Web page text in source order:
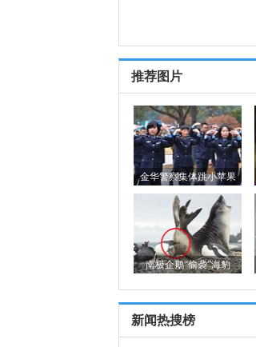
推荐图片
金华警察集体跳小苹果
南极企鹅“偷袭”海豹
新闻热搜榜